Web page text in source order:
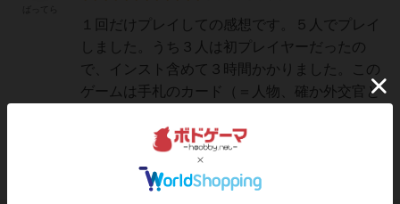
１回だけプレイしての感想です。５人でプレイ
しました。うち３人は初プレイヤーだったの
で、インスト含めて３時間かかりました。この
ゲームは手札のカード（＝人物、確か外交官と
す）をプレイして自国を繁栄させるゲームで
す。ローマ帝国時代の世界観が...
続きを読む（6年弱前）